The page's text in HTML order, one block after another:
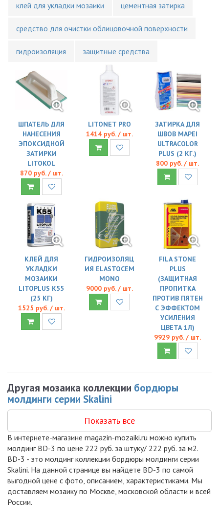
клей для укладки мозаики цементная затирка
средство для очистки облицовочной поверхности
гидроизоляция защитные средства
ШПАТЕЛЬ ДЛЯ
НАНЕСЕНИЯ
ЭПОКСИДНОЙ
ЗАТИРКИ
LITOKOL
870 руб. / шт.
LITONET PRO
1414 руб. / шт.
ЗАТИРКА ДЛЯ
ШВОВ MAPEI
ULTRACOLOR
PLUS (2 КГ.)
800 руб. / шт.
КЛЕЙ ДЛЯ
УКЛАДКИ
МОЗАИКИ
LITOPLUS K55
(25 КГ)
1525 руб. / шт.
ГИДРОИЗОЛЯЦ
ИЯ ELASTOCEM
MONO
9000 руб. / шт.
FILA STONE
PLUS
(ЗАЩИТНАЯ
ПРОПИТКА
ПРОТИВ ПЯТЕН
С ЭФФЕКТОМ
УСИЛЕНИЯ
ЦВЕТА 1Л)
9929 руб. / шт.
Другая мозаика коллекции бордюры
молдинги серии Skalini
Показать все
В интернете-магазине magazin-mozaiki.ru можно купить
молдинг BD-3 по цене 222 руб. за штуку/ 222 руб. за м2.
BD-3 - это молдинг коллекции бордюры молдинги серии
Skalini. На данной странице вы найдете BD-3 по самой
выгодной цене с фото, описанием, характеристиками. Мы
доставляем мозаику по Москве, московской области и всей
России.